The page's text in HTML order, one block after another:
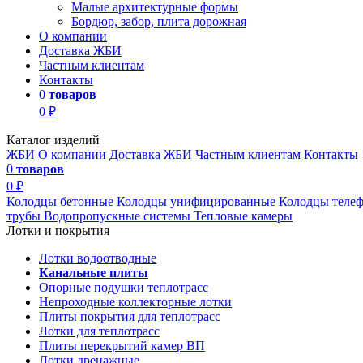
Малые архитектурные формы
Бордюр, забор, плита дорожная
О компании
Доставка ЖБИ
Частным клиентам
Контакты
0 товаров
0 ₽
Каталог изделий
ЖБИ О компании Доставка ЖБИ Частным клиентам Контакты
0 товаров
0 ₽
Колодцы бетонные Колодцы унифицированные Колодцы
трубы Водопропускные системы Тепловые камеры
Лотки и покрытия
Лотки водоотводные
Канальные плиты
Опорные подушки теплотрасс
Непроходные коллекторные лотки
Плиты покрытия для теплотрасс
Лотки для теплотрасс
Плиты перекрытий камер ВП
Лотки дренажные